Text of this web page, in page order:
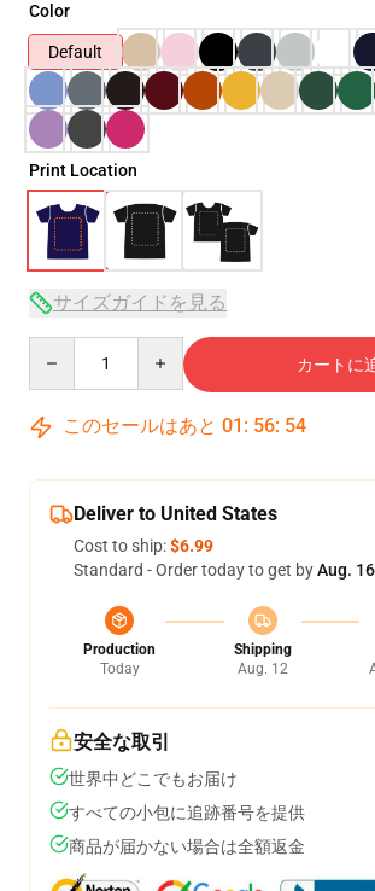
Color
Default
Print Location
サイズガイドを見る
カートに
このセールはあと 01 : 56: 54
Deliver to United States
Cost to ship:$6.99
Standard - Order today to get byAug.
Production
Today
Shipping
Aug. 12
安全な取引
世界中どこでもお届け
すべての小包に追跡番号を提供
商品が届かない場合は全額返金